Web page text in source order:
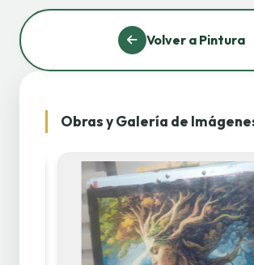
Volver a Pintura
Obras y Galería de